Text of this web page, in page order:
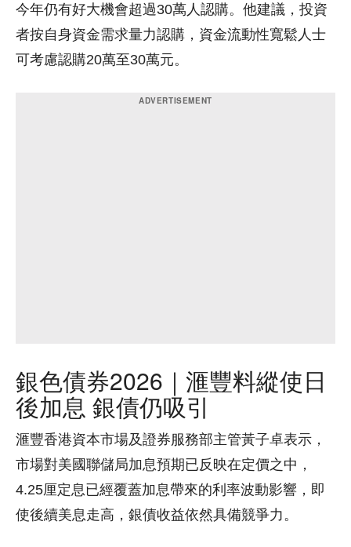
今年仍有好大機會超過30萬人認購。他建議，投資
者按自身資金需求量力認購，資金流動性寬鬆人士
可考慮認購20萬至30萬元。
銀色債券2026｜滙豐料縱使日
後加息 銀債仍吸引
滙豐香港資本市場及證券服務部主管黃子卓表示，
市場對美國聯儲局加息預期已反映在定價之中，
4.25厘定息已經覆蓋加息帶來的利率波動影響，即
使後續美息走高，銀債收益依然具備競爭力。